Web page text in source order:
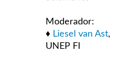
Moderador:
♦ Liesel van Ast,
UNEP FI